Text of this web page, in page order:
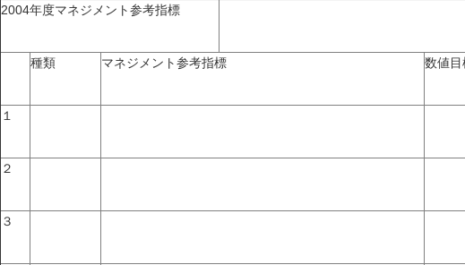
2004年度マネジメント参考指標
種類 マネジメント参考指標 数値
１
２
３